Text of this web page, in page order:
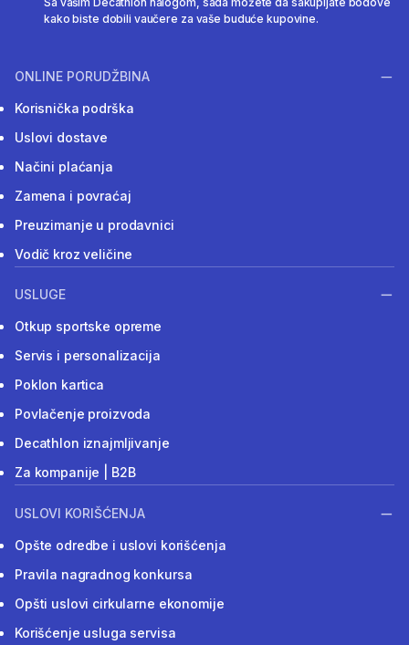
kako biste dobili vaučere za vaše buduće kupovine.
ONLINE PORUDŽBINA
Korisnička podrška
Uslovi dostave
Načini plaćanja
Zamena i povraćaj
Preuzimanje u prodavnici
Vodič kroz veličine
USLUGE
Otkup sportske opreme
Servis i personalizacija
Poklon kartica
Povlačenje proizvoda
Decathlon iznajmljivanje
Za kompanije | B2B
USLOVI KORIŠĆENJA
Opšte odredbe i uslovi korišćenja
Pravila nagradnog konkursa
Opšti uslovi cirkularne ekonomije
Korišćenje usluga servisa